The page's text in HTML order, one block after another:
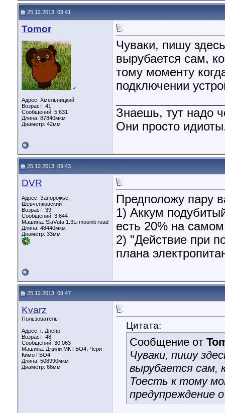
25.12.2013, 09:41
Tomor
♂
Адрес: Хмельницкий
Возраст: 41
Сообщений: 5,631
Длина: 87840мкм
Диаметр: 42мм
Чуваки, пишу
вырубается сам,
тому моменту
подключении
Знаешь, тут надо
Они просто
25.12.2013, 09:43
DVR
Адрес: Запорожье,
Шевченковский
Возраст: 39
Сообщений: 3,644
Машина: SlaVuta 1.3Li moonlit road
Длина: 48440мкм
Диаметр: 33мм
Предположу пару
1) Аккум
есть 20% на
2) "Действие при
плана
25.12.2013, 09:47
Kvarz
Пользователь
Адрес: г. Днепр
Возраст: 48
Сообщений: 30,063
Машина: Джили МК ГБО4, Чери
Кимо ГБО4
Длина: 508990мкм
Диаметр: 66мм
Цитата:
Сообщение от
Чуваки, пишу
вырубается сам,
Тоесть к тому
предупреждение